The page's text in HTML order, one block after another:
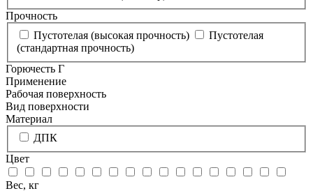
Прочность
Пустотелая (высокая прочность)
Пустотелая
(стандартная прочность)
Горючесть Г
Применение
Рабочая поверхность
Вид поверхности
Материал
ДПК
Цвет
Вес, кг